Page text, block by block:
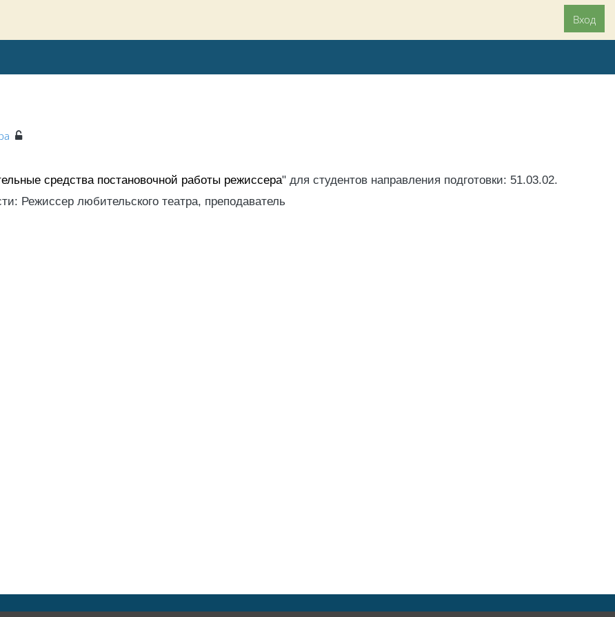
Вход
средства постановочной работы режиссера" для студентов направления подготовки: 51.03.02.
Режиссер любительского театра, преподаватель